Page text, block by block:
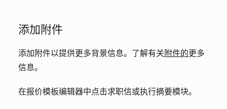
添加附件
添加附件以提供更多背景信息。了解有关 附件的更多
信息。
在报价模板编辑器中点击求职信或执行摘要模块。